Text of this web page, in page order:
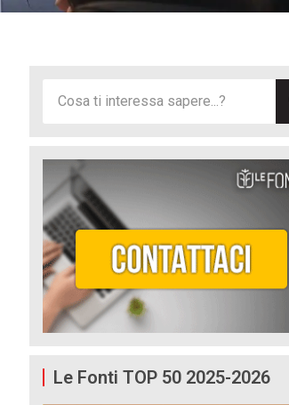
Le Fonti TOP 50 2025-2026